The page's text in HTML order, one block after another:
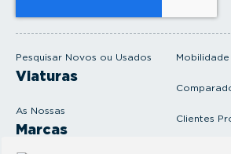
Pesquisar Novos ou Usados
Viaturas
As Nossas
Marcas
Clientes
l